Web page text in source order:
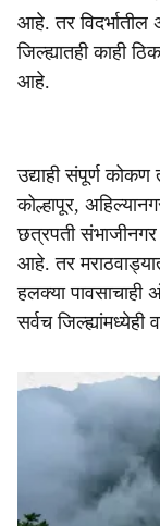
आहे. तर
जिल्ह्यातही काही
आहे.
उद्याही संपूर्ण कोकण
कोल्हापूर,
छत्रपती संभाजीनगर
आहे. तर
हलक्या पावसाचाही
सर्वच